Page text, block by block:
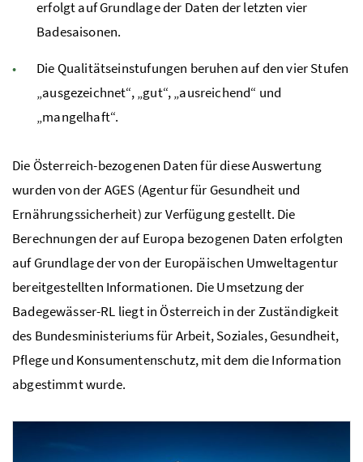
erfolgt auf Grundlage der Daten der letzten vier
Badesaisonen.
Die Qualitätseinstufungen beruhen auf den vier Stufen
„ausgezeichnet“, „gut“, „ausreichend“ und
„mangelhaft“.
Die Österreich-bezogenen Daten für diese Auswertung
wurden von der AGES (Agentur für Gesundheit und
Ernährungssicherheit) zur Verfügung gestellt. Die
Berechnungen der auf Europa bezogenen Daten erfolgten
auf Grundlage der von der Europäischen Umweltagentur
bereitgestellten Informationen. Die Umsetzung der
Badegewässer-RL liegt in Österreich in der Zuständigkeit
des Bundesministeriums für Arbeit, Soziales, Gesundheit,
Pflege und Konsumentenschutz, mit dem die Information
abgestimmt wurde.